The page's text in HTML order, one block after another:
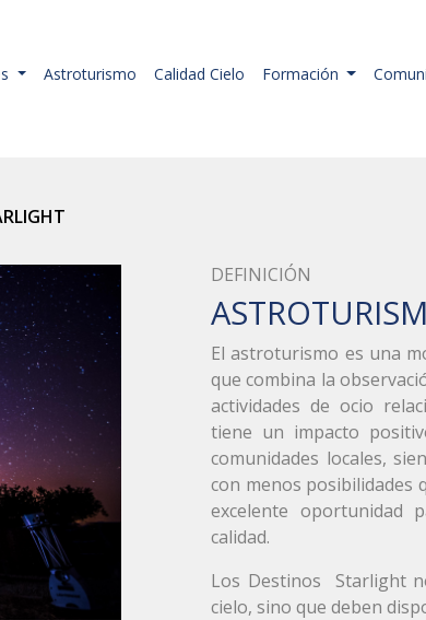
Astroturismo Calidad Cielo Formación
DEFINICIÓN
El astroturismo es una
que combina la
actividades de ocio
tiene un impacto
comunidades locales,
con menos posibilidades
excelente oportunidad
calidad.
Los Destinos Starlight
cielo, sino que deben